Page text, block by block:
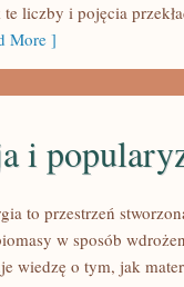
liczby i pojęcia
More ]
i
to przestrzeń
w sposób
wiedzę o tym, jak